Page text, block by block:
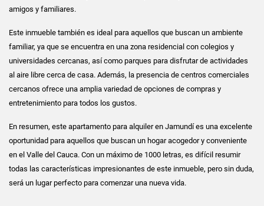
amigos y familiares.
Este inmueble también es ideal para aquellos que buscan un ambiente
familiar, ya que se encuentra en una zona residencial con colegios y
universidades cercanas, así como parques para disfrutar de actividades
al aire libre cerca de casa. Además, la presencia de centros comerciales
cercanos ofrece una amplia variedad de opciones de compras y
entretenimiento para todos los gustos.
En resumen, este apartamento para alquiler en Jamundí es una excelente
oportunidad para aquellos que buscan un hogar acogedor y conveniente
en el Valle del Cauca. Con un máximo de 1000 letras, es difícil resumir
todas las características impresionantes de este inmueble, pero sin duda,
será un lugar perfecto para comenzar una nueva vida.